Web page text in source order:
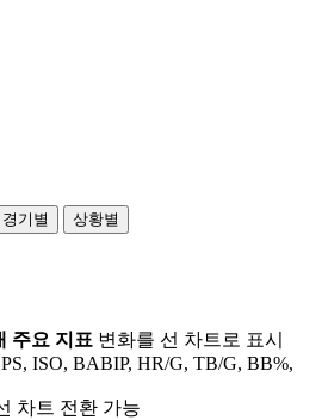
경기별 상황별
주요 지표 변화를 선 차트로 표시
ISO, BABIP, HR/G, TB/G, BB%,
차트 전환 가능